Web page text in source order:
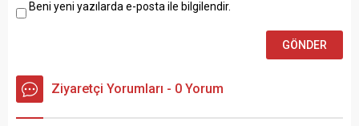
Beni yeni yazılarda e-posta ile bilgilendir.
Ziyaretçi Yorumları - 0 Yorum